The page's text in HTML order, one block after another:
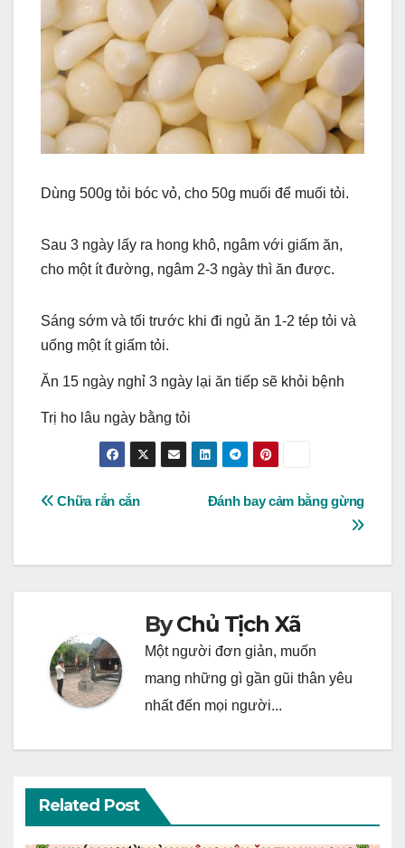
Dùng 500g tỏi bóc vỏ, cho 50g muối để muối tỏi.
Sau 3 ngày lấy ra hong khô, ngâm với giấm ăn,
cho một ít đường, ngâm 2-3 ngày thì ăn được.
Sáng sớm và tối trước khi đi ngủ ăn 1-2 tép tỏi và
uống một ít giấm tỏi.
Ăn 15 ngày nghỉ 3 ngày lại ăn tiếp sẽ khỏi bệnh
Trị ho lâu ngày bằng tỏi
Post
Đánh bay cảm bằng gừng
Chữa rắn cắn
ByChủ Tịch Xã
Một người đơn giản, muốn
mang những gì gần gũi thân yêu
nhất đến mọi người...
Related Post